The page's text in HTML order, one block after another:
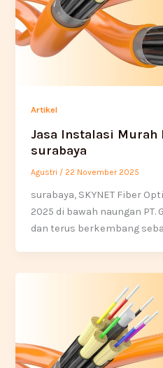
Artikel
Jasa Instalasi Murah
surabaya
Agustri / 22 November 2025
surabaya, SKYNET Fiber
2025 di bawah naungan
dan terus berkembang